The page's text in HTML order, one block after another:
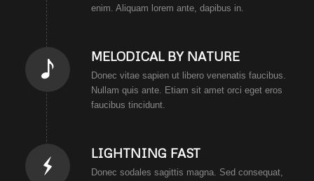
enim. Aliquam lorem ante, dapibus in.
MELODICAL BY NATURE
Donec vitae sapien ut libero venenatis faucibus.
Nullam quis ante. Etiam sit amet orci eget eros
faucibus tincidunt.
LIGHTNING FAST
Donec sodales sagittis magna. Sed consequat,